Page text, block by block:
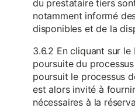
du prestataire tiers
notamment informé
disponibles et de la
3.6.2 En cliquant sur
poursuite du
poursuit le processus
est alors invité à
nécessaires à la